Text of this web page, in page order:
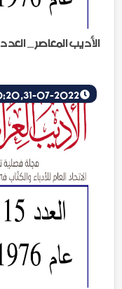
الأديب المعاصر _ العدد 19 _ عام 1976